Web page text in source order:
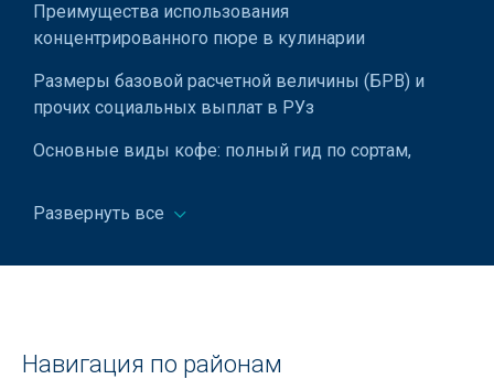
Преимущества использования
концентрированного пюре в кулинарии
Размеры базовой расчетной величины (БРВ) и
прочих социальных выплат в РУз
Основные виды кофе: полный гид по сортам,
Что такое квест и для чего он нужен
Какой газон лучше: с газонной травой или
Почему старые батарейки нельзя выбрасывать и
Развернуть все
Навигация по районам